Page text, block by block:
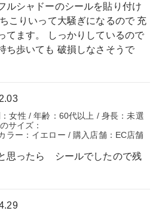
ルシャドーのシールを貼り付け
こりいって大騒ぎになるので 充
てます。 しっかりしているので
ち歩いても 破損しなさそうで
女性 / 年齢：60代以上 / 身長：未選
サイズ：
ラー：イエロー / 購入店舗：EC店舗
思ったら シールでしたので残